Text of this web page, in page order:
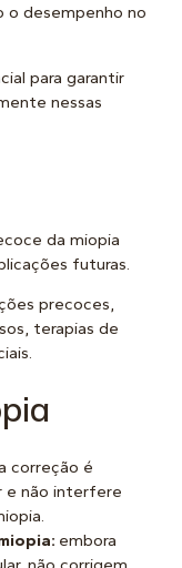
desempenho no
para garantir
nessas
da miopia
futuras.
precoces,
terapias de
correção é
e não interfere
embora